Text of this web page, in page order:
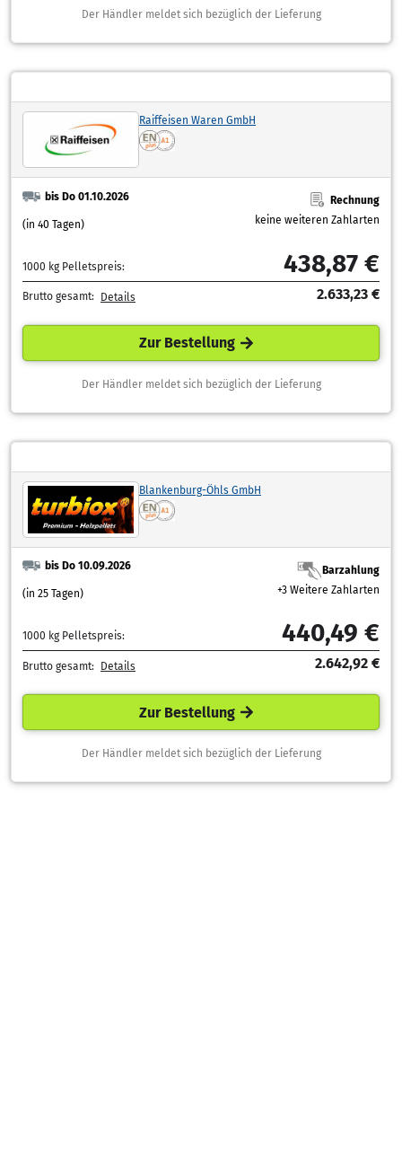
Der Händler meldet sich bezüglich der Lieferung
Raiffeisen Waren GmbH
bis Do 01.10.2026
(in 40 Tagen)
Rechnung
keine weiteren Zahlarten
1000 kg Pelletspreis: 438,87 €
Brutto gesamt: Details 2.633,23 €
Zur Bestellung
Der Händler meldet sich bezüglich der Lieferung
Blankenburg-Öhls GmbH
bis Do 10.09.2026
(in 25 Tagen)
Barzahlung
+3 Weitere Zahlarten
1000 kg Pelletspreis: 440,49 €
Brutto gesamt: Details 2.642,92 €
Zur Bestellung
Der Händler meldet sich bezüglich der Lieferung